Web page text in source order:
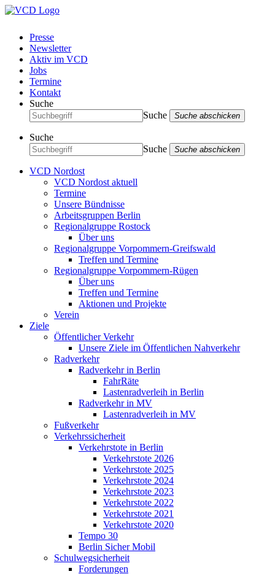
Presse
Newsletter
Aktiv im VCD
Jobs
Termine
Kontakt
Suche
Suche
Suche abschicken
Suche
Suche
Suche abschicken
VCD Nordost
VCD Nordost aktuell
Termine
Unsere Bündnisse
Arbeitsgruppen Berlin
Regionalgruppe Rostock
Über uns
Regionalgruppe Vorpommern-Greifswald
Treffen und Termine
Regionalgruppe Vorpommern-Rügen
Über uns
Treffen und Termine
Aktionen und Projekte
Verein
Ziele
Öffentlicher Verkehr
Unsere Ziele im Öffentlichen Nahverkehr
Radverkehr
Radverkehr in Berlin
FahrRäte
Lastenradverleih in Berlin
Radverkehr in MV
Lastenradverleih in MV
Fußverkehr
Verkehrssicherheit
Verkehrstote in Berlin
Verkehrstote 2026
Verkehrstote 2025
Verkehrstote 2024
Verkehrstote 2023
Verkehrstote 2022
Verkehrstote 2021
Verkehrstote 2020
Tempo 30
Berlin Sicher Mobil
Schulwegsicherheit
Forderungen